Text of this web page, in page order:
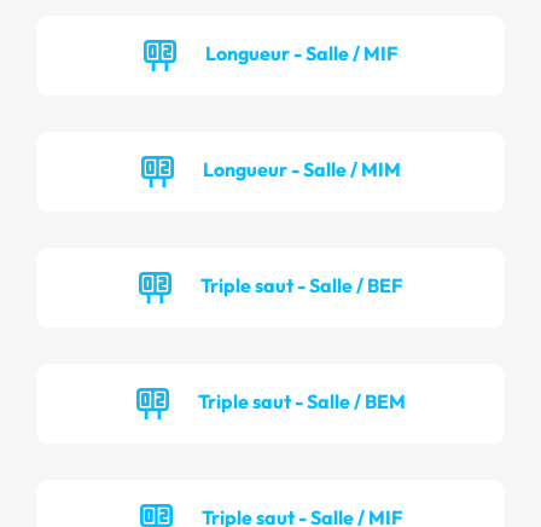
Longueur - Salle / MIF
Longueur - Salle / MIM
Triple saut - Salle / BEF
Triple saut - Salle / BEM
Triple saut - Salle / MIF